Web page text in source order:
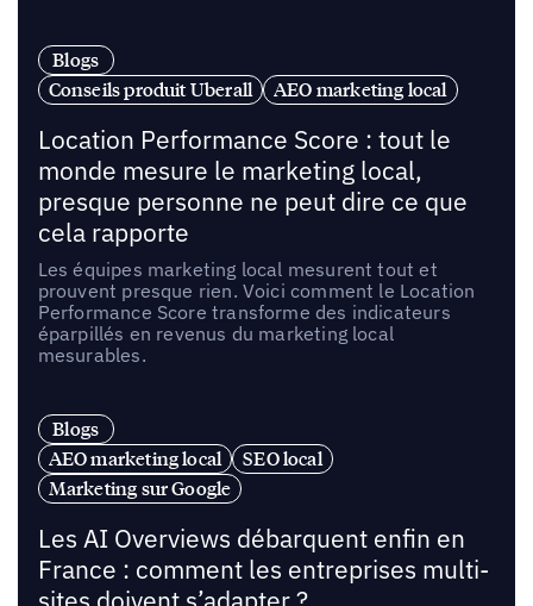
Blogs
Conseils produit Uberall
AEO marketing local
Location Performance Score : tout le
monde mesure le marketing local,
presque personne ne peut dire ce que
cela rapporte
Les équipes marketing local mesurent tout et
prouvent presque rien. Voici comment le Location
Performance Score transforme des indicateurs
éparpillés en revenus du marketing local
mesurables.
Blogs
AEO marketing local
SEO local
Marketing sur Google
Les AI Overviews débarquent enfin en
France : comment les entreprises multi-